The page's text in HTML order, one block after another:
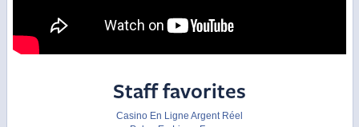
Staff favorites
Casino En Ligne Argent Réel